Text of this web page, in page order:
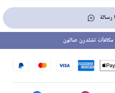
رسالة
مكافآت تشلدرن صالون